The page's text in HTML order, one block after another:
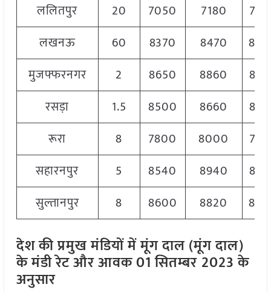
ललितपुर
20 7050 7180
लखनऊ
60 8370 8470
मुजफ्फरनगर
2 8650 8860
रसड़ा
1.5 8500 8660
रूरा
8 7800 8000
सहारनपुर
5 8540 8940
सुल्तानपुर
8 8600 8820
देश की प्रमुख मंडियों में मूंग दाल (मूंग दाल)
के मंडी रेट और आवक 01 सितम्बर 2023 के
अनुसार